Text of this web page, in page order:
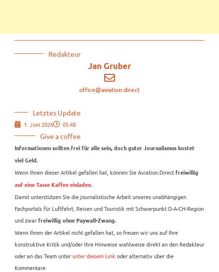
Redakteur
Jan Gruber
office@aviation.direct
Letztes Update
1. Juni 2026 05:48
Give a coffee
Informationen sollten frei für alle sein, doch guter Journalismus kostet
viel Geld.
Wenn Ihnen dieser Artikel gefallen hat, können Sie Aviation.Direct freiwillig
auf eine Tasse Kaffee einladen
Damit unterstützen Sie die journalistische Arbeit unseres unabhängigen
Fachportals für Luftfahrt, Reisen und Touristik mit Schwerpunkt D-A-CH-Region
und zwar freiwillig ohne Paywall-Zwang.
Wenn Ihnen der Artikel nicht gefallen hat, so freuen wir uns auf Ihre
konstruktive Kritik und/oder Ihre Hinweise wahlweise direkt an den Redakteur
oder an das Team unterunter diesem Link oder alternativ über die
Kommentare.